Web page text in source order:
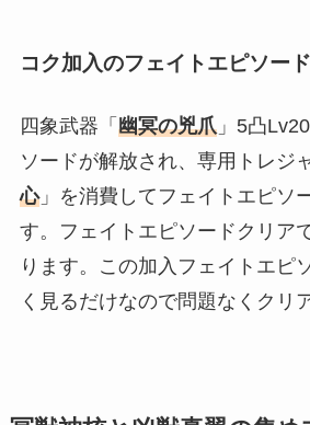
コク加入のフェイトエピソー
四象武器「 幽冥の兇爪」5凸
ソードが解放され、専用トレジ
心」を消費してフェイトエピソ
す。フェイトエピソードクリア
ります。この加入フェイトエピ
く見るだけなので問題なくクリ